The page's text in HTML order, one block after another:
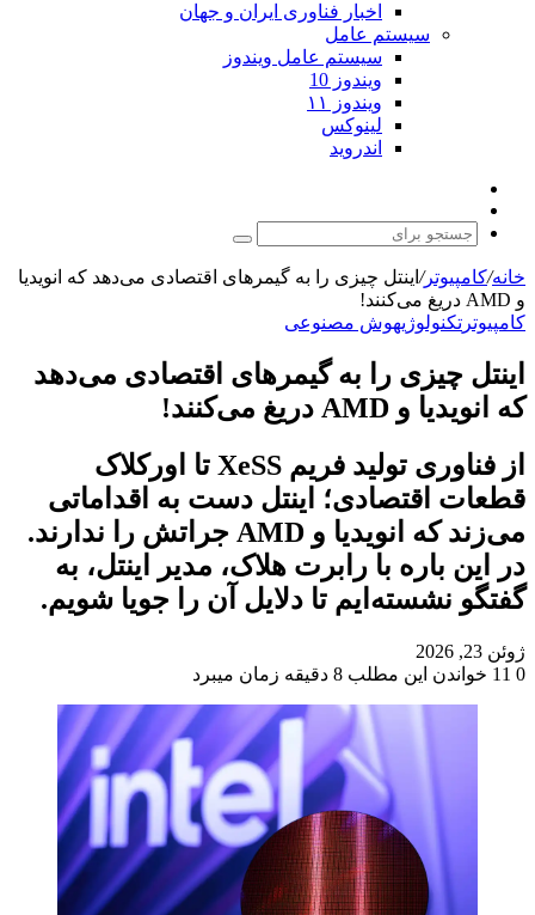
اخبار فناوری ایران و جهان
سیستم عامل
سیستم عامل ویندوز
ویندوز 10
ویندوز ۱۱
لینوکس
اندروید
پوسته
جستجو
برای
خانه/کامپیوتر/ اینتل چیزی را به گیمرهای اقتصادی می‌دهد که انویدیا
و AMD دریغ می‌کنند!
کامپیوتر تکنولوژیهوش مصنوعی
اینتل چیزی را به گیمرهای اقتصادی می‌دهد
که انویدیا و AMD دریغ می‌کنند!
از فناوری تولید فریم XeSS تا اورکلاک
قطعات اقتصادی؛ اینتل دست به اقداماتی
می‌زند که انویدیا و AMD جراتش را ندارند.
در این باره با رابرت هلاک، مدیر اینتل، به
گفتگو نشسته‌ایم تا دلایل آن را جویا شویم.
ژوئن 23, 2026
0
خواندن این مطلب 8 دقیقه زمان میبرد